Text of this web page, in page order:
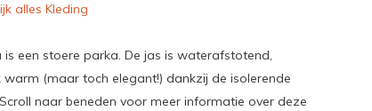
alles Kleding
een stoere parka. De jas is waterafstotend,
warm (maar toch elegant!) dankzij de isolerende
naar beneden voor meer informatie over deze